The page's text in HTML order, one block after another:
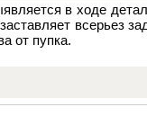
в ходе
всерьез
от пупка.